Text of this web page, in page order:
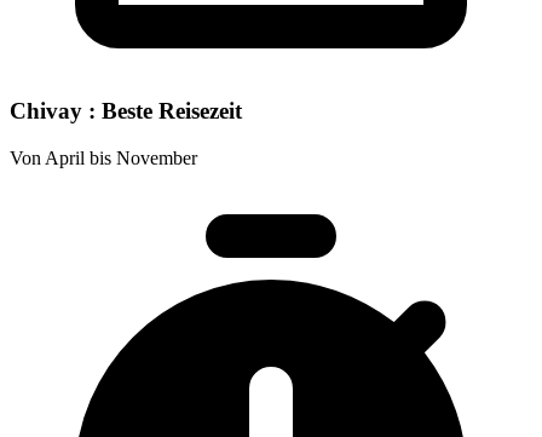
Chivay : Beste Reisezeit
Von April bis November